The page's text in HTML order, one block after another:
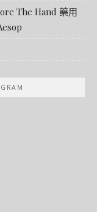
The Hand 藥用